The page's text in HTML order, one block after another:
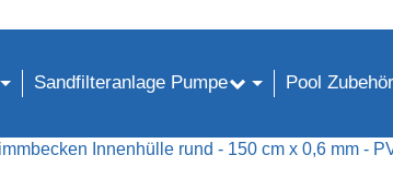
Sandfilteranlage Pumpe Pool Zubehör
Innenhülle rund - 150 cm x 0,6 mm -